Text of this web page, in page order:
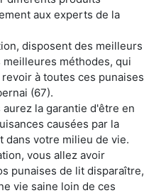
aux experts de la
disposent des meilleurs
méthodes, qui
à toutes ces punaises
(67).
la garantie d'être en
causées par la
dans votre milieu de vie.
vous allez avoir
punaises de lit disparaître,
vie saine loin de ces